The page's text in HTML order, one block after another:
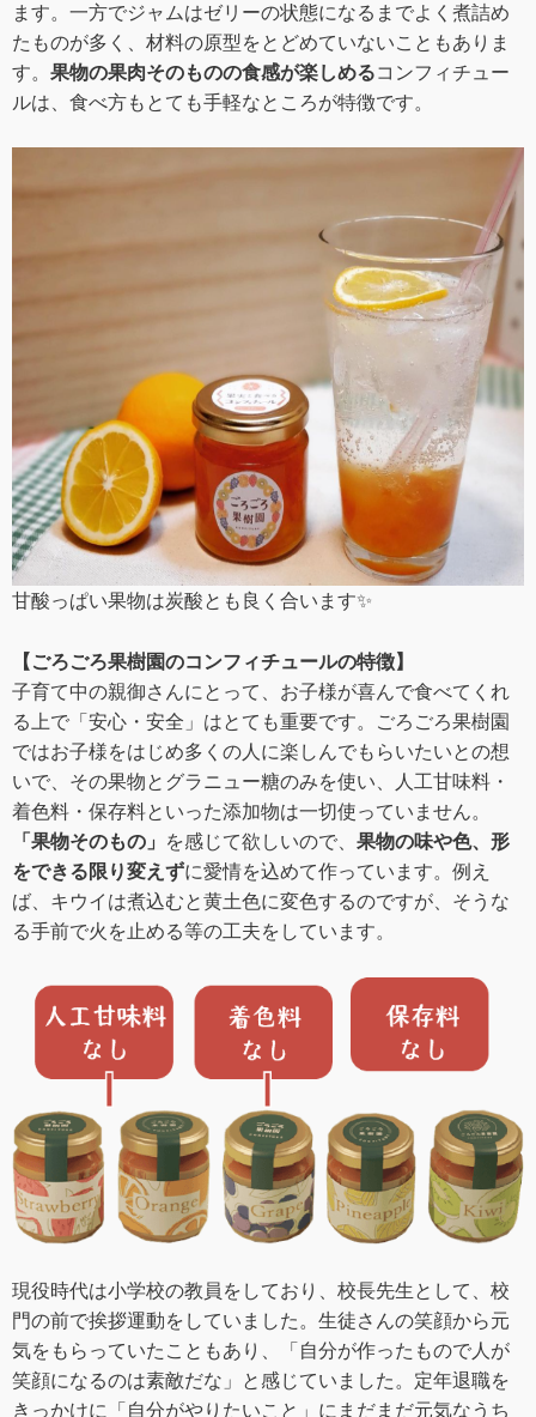
ます。一方でジャムはゼリーの状態になるまでよく煮詰め
たものが多く、材料の原型をとどめていないこともありま
す。 果物の果肉そのものの食感が楽しめるコンフィチュー
ルは、食べ方もとても手軽なところが特徴です。
甘酸っぱい果物は炭酸とも良く合います✨
【ごろごろ果樹園のコンフィチュールの特徴】
子育て中の親御さんにとって、お子様が喜んで食べてくれ
る上で「安心・安全」はとても重要です。ごろごろ果樹園
ではお子様をはじめ多くの人に楽しんでもらいたいとの想
いで、その果物とグラニュー糖のみを使い、人工甘味料・
着色料・保存料といった添加物は一切使っていません。
「果物そのもの」
を感じて欲しいので、 果物の味や色、形
をできる限り変えずに愛情を込めて作っています。例え
ば、キウイは煮込むと黄土色に変色するのですが、そうな
る手前で火を止める等の工夫をしています。
現役時代は小学校の教員をしており、校長先生として、校
門の前で挨拶運動をしていました。生徒さんの笑顔から元
気をもらっていたこともあり、「自分が作ったもので人が
笑顔になるのは素敵だな」と感じていました。定年退職を
きっかけに「自分がやりたいこと」にまだまだ元気なうち